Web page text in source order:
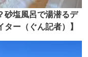
砂塩風呂で湯潜るデ
ー（ぐん記者）】